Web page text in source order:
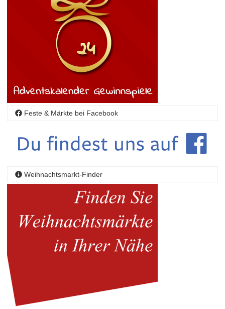
Feste & Märkte bei Facebook
Weihnachtsmarkt-Finder